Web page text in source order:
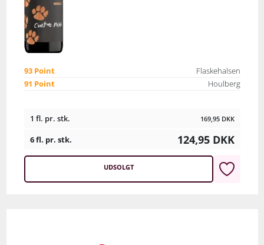
93 Point
Flaskehalsen
91 Point
Houlberg
1 fl. pr. stk. 169,95 DKK
6 fl. pr. stk. 124,95 DKK
UDSOLGT